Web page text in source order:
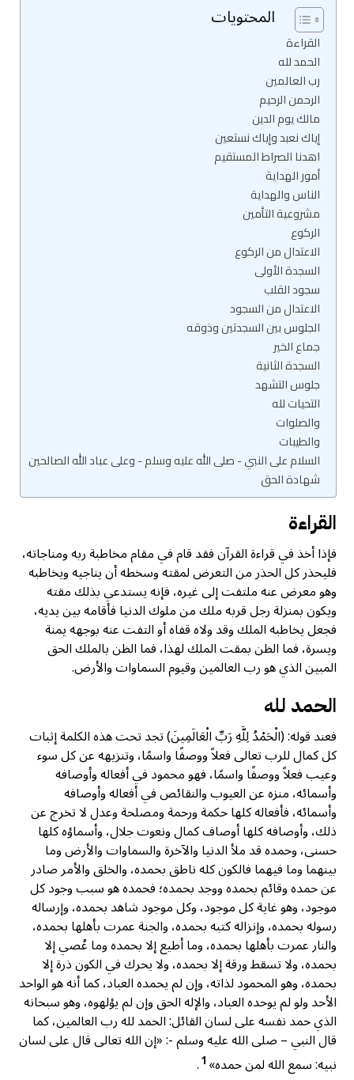
المحتويات
القراءة
الحمد لله
رب العالمين
الرحمن الرحيم
مالك يوم الدين
إياك نعبد وإياك نستعين
اهدنا الصراط المستقيم
أمور الهداية
الناس والهداية
مشروعية التأمين
الركوع
الاعتدال من الركوع
السجدة الأولى
سجود القلب
الاعتدال من السجود
الجلوس بين السجدتين وذوقه
جماع الخير
السجدة الثانية
جلوس التشهد
التحيات لله
والصلوات
والطيبات
السلام على النبي - صلى الله عليه وسلم - وعلى عباد الله الصالحين
شهادة الحق
القراءة
فإذا أخذ في قراءة القرآن فقد قام في مقام مخاطبة ربه ومناجاته،
فليحذر كل الحذر من التعرض لمقته وسخطه أن يناجيه ويخاطبه
وهو معرض عنه ملتفت إلى غيره، فإنه يستدعي بذلك مقته
ويكون بمنزلة رجل قربه ملك من ملوك الدنيا فأقامه بين يديه،
فجعل يخاطبه الملك وقد ولاه قفاه أو التفت عنه بوجهه يمنة
ويسرة، فما الظن بمقت الملك لهذا، فما الظن بالملك الحق
المبين الذي هو رب العالمين وقيوم السماوات والأرض.
الحمد لله
فعند قوله: (الْحَمْدُ لِلَّهِ رَبِّ الْعَالَمِينَ) تجد تحت هذه الكلمة إثبات
كل كمال للرب تعالى فعلاً ووصفًا واسمًا، وتنزيهه عن كل سوء
وعيب فعلاً ووصفًا واسمًا، فهو محمود في أفعاله وأوصافه
وأسمائه، منزه عن العيوب والنقائص في أفعاله وأوصافه
وأسمائه، فأفعاله كلها حكمة ورحمة ومصلحة وعدل لا تخرج عن
ذلك، وأوصافه كلها أوصاف كمال ونعوت جلال، وأسماؤه كلها
حسنى، وحمده قد ملأ الدنيا والآخرة والسماوات والأرض وما
بينهما وما فيهما فالكون كله ناطق بحمده، والخلق والأمر صادر
عن حمده وقائم بحمده ووجد بحمده؛ فحمده هو سبب وجود كل
موجود، وهو غاية كل موجود، وكل موجود شاهد بحمده، وإرساله
رسوله بحمده، وإنزاله كتبه بحمده، والجنة عمرت بأهلها بحمده،
والنار عمرت بأهلها بحمده، وما أطيع إلا بحمده وما عُصي إلا
بحمده، ولا تسقط ورقة إلا بحمده، ولا يحرك في الكون ذرة إلا
بحمده، وهو المحمود لذاته، وإن لم يحمده العباد، كما أنه هو الواحد
الأحد ولو لم يوحده العباد، والإله الحق وإن لم يؤلهوه، وهو سبحانه
الذي حمد نفسه على لسان القائل: الحمد لله رب العالمين، كما
قال النبي – صلى الله عليه وسلم -: «إن الله تعالى قال على لسان
نبيه: سمع الله لمن حمده»1
.